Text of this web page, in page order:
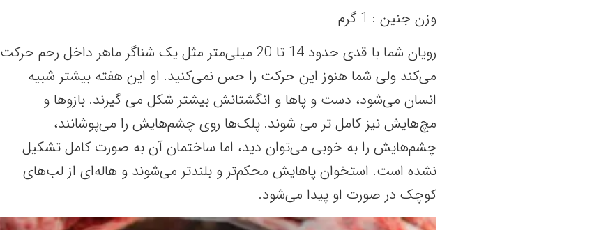
وزن جنین : 1 گرم
رویان شما با قدی حدود 14 تا 20 میلی‌متر مثل یک شناگر ماهر داخل رحم حرکت
می‌کند ولی شما هنوز این حرکت را حس نمی‌کنید. او این هفته بیشتر شبیه
انسان می‌شود، دست و پاها و انگشتانش بیشتر شکل می گیرند. بازوها و
مچ‌هایش نیز کامل تر می شوند. پلک‌ها روی چشم‌هایش را می‌پوشانند،
چشم‌هایش را به خوبی می‌توان دید، اما ساختمان آن به صورت کامل تشکیل
نشده است. استخوان پاهایش محکم‌تر و بلندتر می‌شوند و هاله‌ای از لب‌های
کوچک در صورت او پیدا می‌شود.